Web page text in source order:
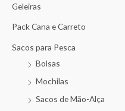
Geleiras
Pack Cana e Carreto
Sacos para Pesca
Bolsas
Mochilas
Sacos de Mão-Alça